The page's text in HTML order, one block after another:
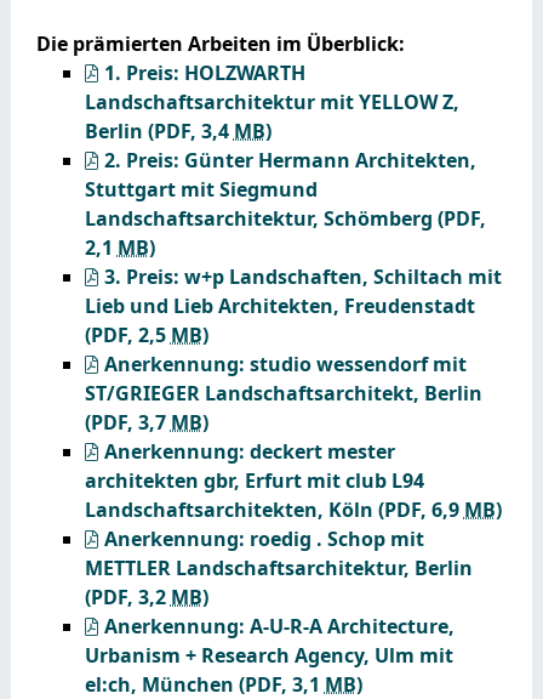
Die prämierten Arbeiten im Überblick:
1. Preis: HOLZWARTH
Landschaftsarchitektur mit YELLOW Z,
Berlin (PDF, 3,4 MB)
2. Preis: Günter Hermann Architekten,
Stuttgart mit Siegmund
Landschaftsarchitektur, Schömberg (PDF,
2,1 MB)
3. Preis: w+p Landschaften, Schiltach mit
Lieb und Lieb Architekten, Freudenstadt
(PDF, 2,5 MB)
Anerkennung: studio wessendorf mit
ST/GRIEGER Landschaftsarchitekt, Berlin
(PDF, 3,7 MB)
Anerkennung: deckert mester
architekten gbr, Erfurt mit club L94
Landschaftsarchitekten, Köln (PDF, 6,9 MB)
Anerkennung: roedig . Schop mit
METTLER Landschaftsarchitektur, Berlin
(PDF, 3,2 MB)
Anerkennung: A-U-R-A Architecture,
Urbanism + Research Agency, Ulm mit
el:ch, München (PDF, 3,1 MB)